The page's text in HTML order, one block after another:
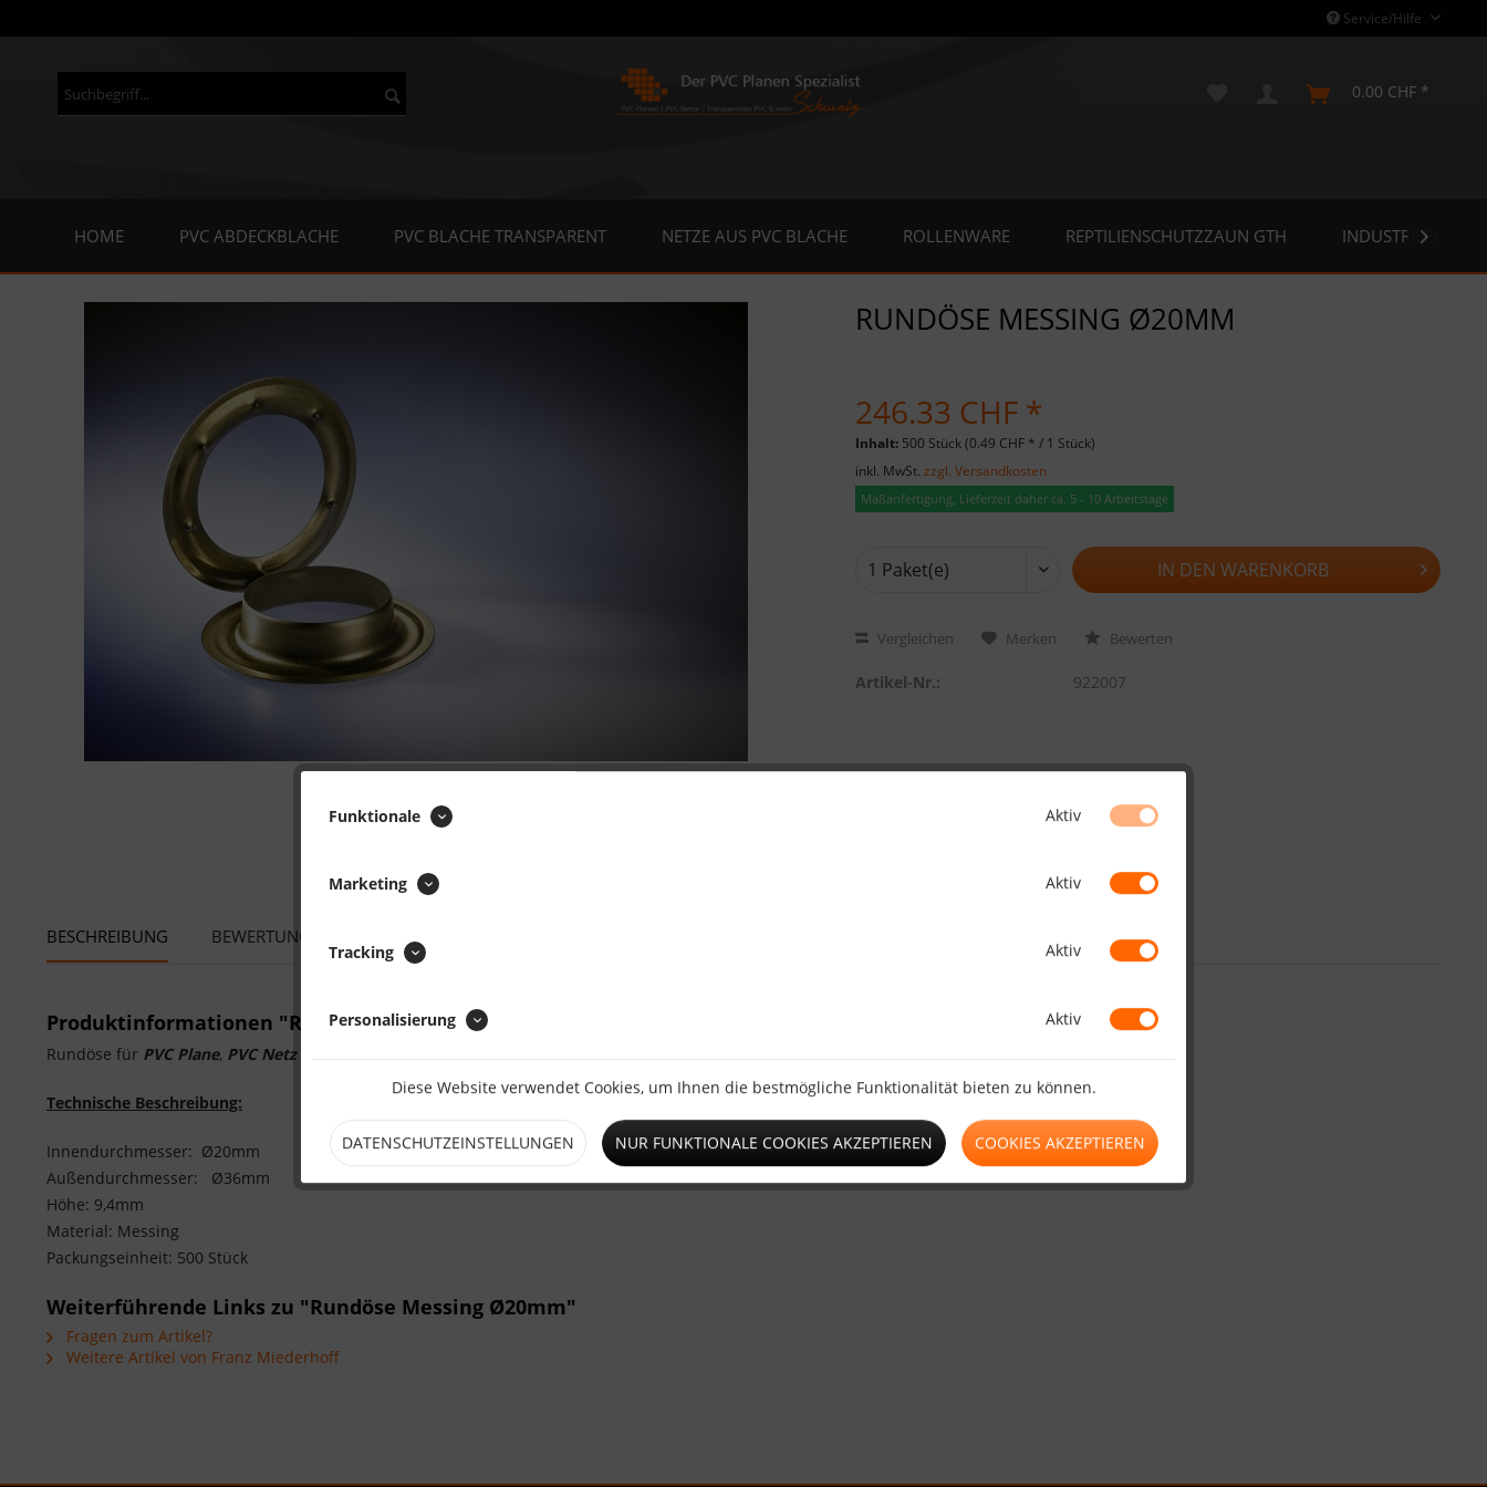
Service/Hilfe
0.00 CHF *
HOME PVC ABDECKBLACHE PVC BLACHE TRANSPARENT NETZE AUS PVC BLACHE ROLLENWARE REPTILIENSCHUTZZAUN GTH INDUSTRIEPLANE

RUNDÖSE MESSING Ø20MM
246.33 CHF *
Inhalt: 500 Stück (0.49 CHF * / 1 Stück)
inkl. MwSt. zzgl. Versandkosten
Maßanfertigung, Lieferzeit daher ca. 5 - 10 Arbeitstage
IN DEN WARENKORB
Vergleichen Merken Bewerten
Artikel-Nr.: 922007
BESCHREIBUNG BEWERTUNGEN
Produktinformationen "Rundöse Messing Ø20mm"
Rundöse für PVC Plane, PVC Netzund
Technische Beschreibung:
Innendurchmesser: Ø20mm
Außendurchmesser: Ø36mm
Höhe: 9,4mm
Material: Messing
Packungseinheit: 500 Stück
Weiterführende Links zu "Rundöse Messing Ø20mm"
Fragen zum Artikel?
Weitere Artikel von Franz Miederhoff
Funktionale Aktiv
Marketing Aktiv
Tracking Aktiv
Personalisierung Aktiv
Diese Website verwendet Cookies, um Ihnen die bestmögliche Funktionalität bieten zu können.
DATENSCHUTZEINSTELLUNGEN NUR FUNKTIONALE COOKIES AKZEPTIEREN COOKIES AKZEPTIEREN